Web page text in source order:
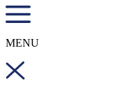
MENU